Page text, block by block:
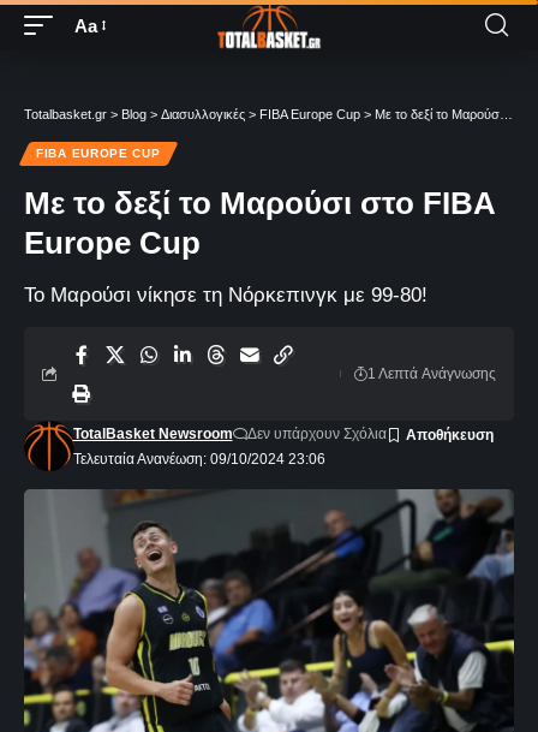
Aa
Totalbasket.gr > Blog > Διασυλλογικές > FIBA Europe Cup > Με το δεξί το Μαρούσι στο FIBA Europe Cup
FIBA EUROPE CUP
Με το δεξί το Μαρούσι στο FIBA
Europe Cup
Το Μαρούσι νίκησε τη Νόρκεπινγκ με 99-80!
Τελευταία Ανανέωση: 09/10/2024 23:06
TotalBasket Newsroom Δεν υπάρχουν Σχόλια
1 Λεπτά Aνάγνωσης